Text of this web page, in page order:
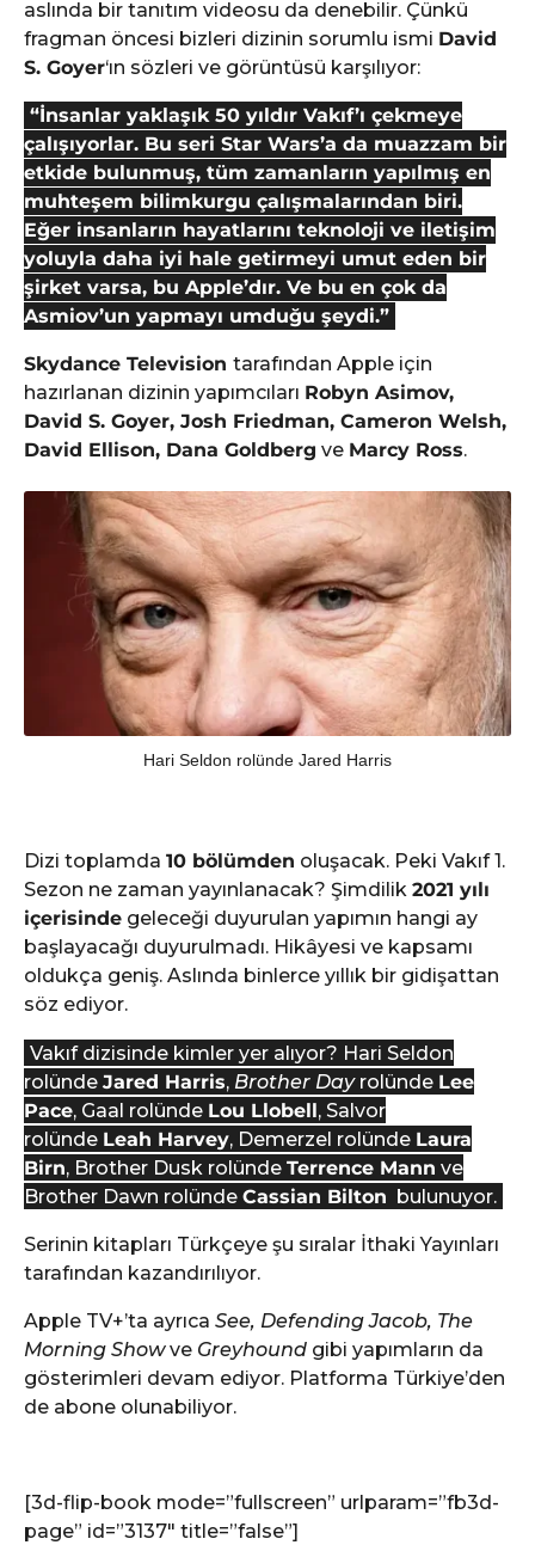
aslında bir tanıtım videosu da denebilir. Çünkü
fragman öncesi bizleri dizinin sorumlu ismi David
S. Goyer‘ın sözleri ve görüntüsü karşılıyor:
“İnsanlar yaklaşık 50 yıldır Vakıf’ı çekmeye
çalışıyorlar. Bu seri Star Wars’a da muazzam bir
etkide bulunmuş, tüm zamanların yapılmış en
muhteşem bilimkurgu çalışmalarından biri.
Eğer insanların hayatlarını teknoloji ve iletişim
yoluyla daha iyi hale getirmeyi umut eden bir
şirket varsa, bu Apple’dır. Ve bu en çok da
Asmiov’un yapmayı umduğu şeydi.”
Skydance Television tarafından Apple için
hazırlanan dizinin yapımcıları Robyn Asimov,
David S. Goyer, Josh Friedman, Cameron Welsh,
David Ellison, Dana Goldberg ve Marcy Ross.
Hari Seldon rolünde Jared Harris
Dizi toplamda 10 bölümden oluşacak. Peki Vakıf 1.
Sezon ne zaman yayınlanacak? Şimdilik 2021 yılı
içerisinde geleceği duyurulan yapımın hangi ay
başlayacağı duyurulmadı. Hikâyesi ve kapsamı
oldukça geniş. Aslında binlerce yıllık bir gidişattan
söz ediyor.
Vakıf dizisinde kimler yer alıyor? Hari Seldon
rolünde Jared Harris, Brother Day rolünde Lee
Pace, Gaal rolünde Lou Llobell, Salvor
rolünde Leah Harvey, Demerzel rolünde Laura
Birn, Brother Dusk rolünde Terrence Mann ve
Brother Dawn rolünde Cassian Bilton bulunuyor.
Serinin kitapları Türkçeye şu sıralar İthaki Yayınları
tarafından kazandırılıyor.
Apple TV+’ta ayrıca See, Defending Jacob, The
Morning Showve Greyhound gibi yapımların da
gösterimleri devam ediyor. Platforma Türkiye’den
de abone olunabiliyor.
[3d-flip-book mode=”fullscreen” urlparam=”fb3d-
page” id=”3137″ title=”false”]